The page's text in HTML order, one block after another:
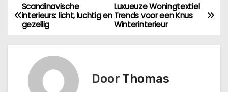
B
e
Luxueuze Woningtextiel
Trends voor een Knus
Winterinterieur
Scandinavische
interieurs: licht, luchtig en
gezellig
Door Thomas